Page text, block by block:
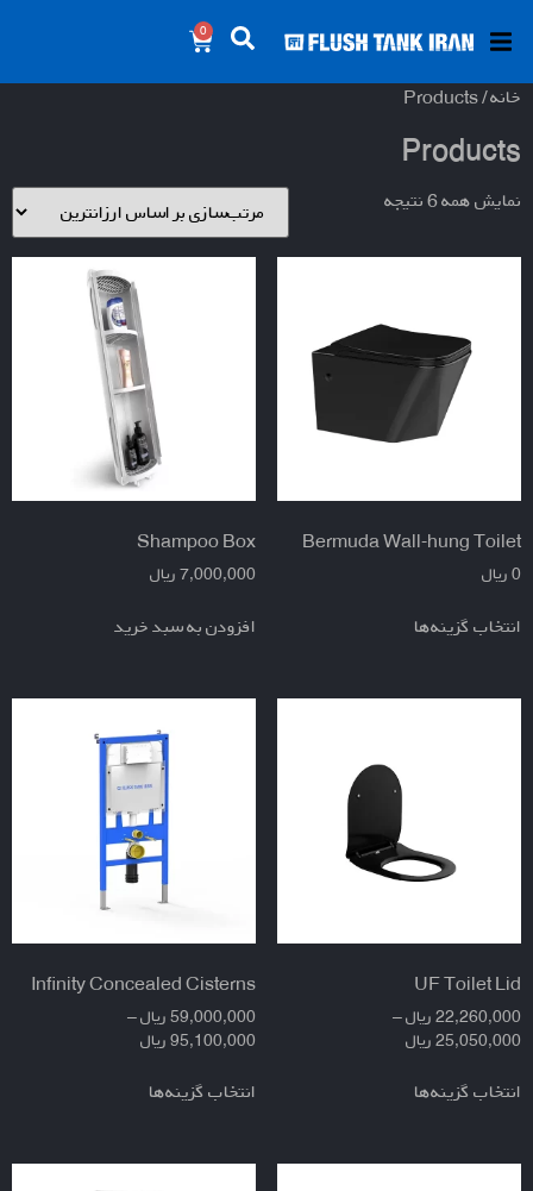
0
خانه/ Products
Products
نمایش همه 6 نتیجه
Bermuda Wall-hung Toilet
0 ریال
انتخاب گزینه‌ها
Shampoo Box
7,000,000 ریال
افزودن به سبد خرید
UF Toilet Lid
22,260,000 ریال–
25,050,000 ریال
انتخاب گزینه‌ها
Infinity Concealed Cisterns
59,000,000 ریال–
95,100,000 ریال
انتخاب گزینه‌ها